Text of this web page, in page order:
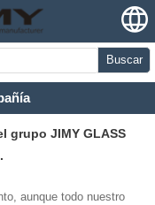
Buscar
grupo JIMY GLASS
aunque todo nuestro